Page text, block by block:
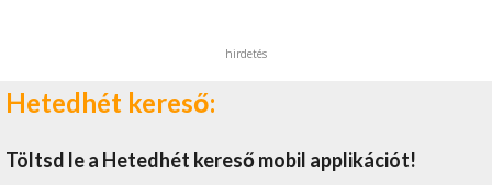
hirdetés
Hetedhét kereső:
Töltsd le a Hetedhét kereső mobil applikációt!